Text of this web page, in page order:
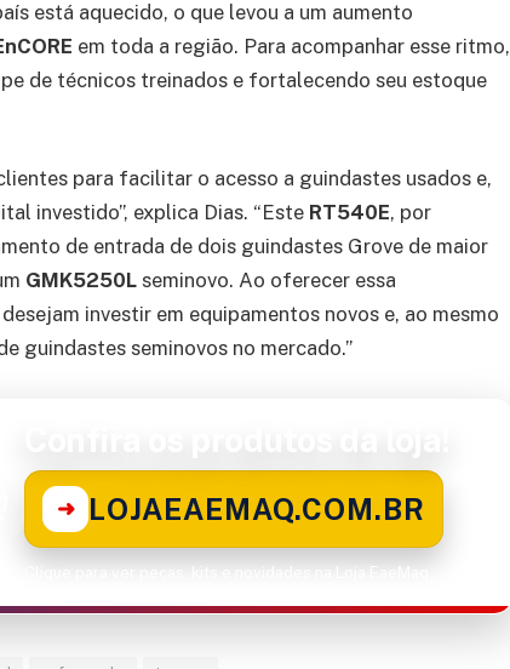
está aquecido, o que levou a um aumento
em toda a região. Para acompanhar esse ritmo,
de técnicos treinados e fortalecendo seu estoque
para facilitar o acesso a guindastes usados e,
investido”, explica Dias. “Este RT540E, por
de entrada de dois guindastes Grove de maior
GMK5250L seminovo. Ao oferecer essa
investir em equipamentos novos e, ao mesmo
guindastes seminovos no mercado.”
➜ LOJAEAEMAQ.COM.BR